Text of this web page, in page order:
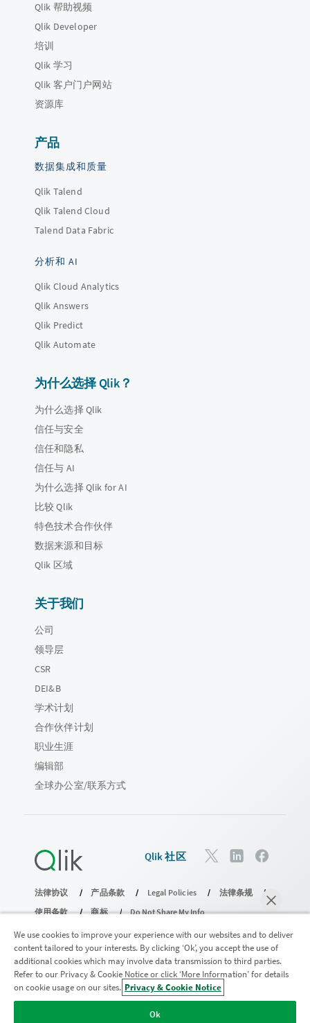
马上聊天
Qlik 帮助视频
Qlik Developer
培训
Qlik 学习
Qlik 客户门户网站
资源库
产品
数据集成和质量
Qlik Talend
Qlik Talend Cloud
Talend Data Fabric
分析和 AI
Qlik Cloud Analytics
Qlik Answers
Qlik Predict
Qlik Automate
为什么选择 Qlik？
为什么选择 Qlik
信任与安全
信任和隐私
信任与 AI
为什么选择 Qlik for AI
比较 Qlik
特色技术合作伙伴
数据来源和目标
Qlik 区域
关于我们
公司
领导层
CSR
DEI&B
学术计划
合作伙伴计划
职业生涯
编辑部
全球办公室/联系方式
Qlik 社区
法律协议 产品条款 Legal Policies
法律条规
使用条款
商标
Do Not Share My Info
版权所有 © 1993-2026 QlikTech International AB。保留所有权利。
加入分析现代化计划
使用分析现代化计划实现现代化，同时不损害您宝贵的
We use cookies to improve your experience with our websites and to deliver
content tailored to your interests. By clicking ‘Ok’, you accept the use of
additional cookies which may involve data transmission to third parties.
Refer to our Privacy & Cookie Notice or click ‘More Information’ for details
on cookie usage on our sites. Privacy & Cookie Notice
Ok